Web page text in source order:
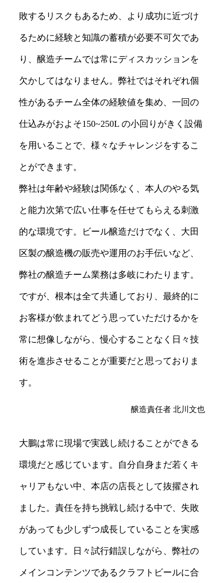
敗するリスクもあるため、より成功に近づけ
るために経験と知識の蓄積が必要不可欠であ
り、醸造チームでは常にディスカッションを
欠かしてはなりません。弊社ではそれぞれ個
性があるチーム全体の経験値を集め、一回の
仕込みがおよそ150~250L の小回りがきく設備
を用いることで、様々なチャレンジをするこ
とができます。
弊社は年齢や経験は関係なく、本人のやる気
と能力次第で広い仕事を任せてもらえる刺激
的な環境です。ビール醸造だけでなく、大田
区製の醸造機の販売や運用のお手伝いなど、
弊社の醸造チーム業務は多岐にわたります。
ですが、根本は全て共通しており、最終的に
お客様が飲まれてどう思っていただけるかを
常に想像しながら、慢心することなく日々技
術を進歩させることが重要だと思っておりま
す。
醸造責任者 北川文也
大鵬は常に現場で実践し続けることができる
環境だと感じています。自分自身まだ若くキ
ャリアもない中、本店の店⾧として抜擢され
ました。責任を持ち挑戦し続ける中で、失敗
があっても少しずつ成⾧していることを実感
しています。日々試行錯誤しながら、弊社の
メインコンテンツであるクラフトビールに合